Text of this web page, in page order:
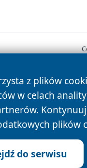
z plików
w celach
plików
do serwisu